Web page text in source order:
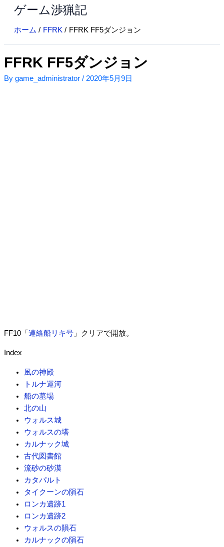
ス
キ
ッ
プ
ゲーム渉猟記
ホーム FFRK FFRK FF5ダンジョン
FFRK FF5ダンジョン
By game_administrator / 2020年5月9日
FF10「 連絡船リキ号 」クリアで開放。
Index
風の神殿
トルナ運河
船の墓場
北の山
ウォルス城
ウォルスの塔
カルナック城
古代図書館
流砂の砂漠
カタパルト
タイクーンの隕石
ロンカ遺跡1
ロンカ遺跡2
ウォルスの隕石
カルナックの隕石